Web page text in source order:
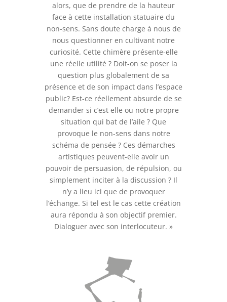
alors, que de prendre de la hauteur
face à cette installation statuaire du
non-sens. Sans doute charge à nous de
nous questionner en cultivant notre
curiosité. Cette chimère présente-elle
une réelle utilité ? Doit-on se poser la
question plus globalement de sa
présence et de son impact dans l’espace
public? Est-ce réellement absurde de se
demander si c’est elle ou notre propre
situation qui bat de l’aile ? Que
provoque le non-sens dans notre
schéma de pensée ? Ces démarches
artistiques peuvent-elle avoir un
pouvoir de persuasion, de répulsion, ou
simplement inciter à la discussion ? Il
n’y a lieu ici que de provoquer
l’échange. Si tel est le cas cette création
aura répondu à son objectif premier.
Dialoguer avec son interlocuteur. »